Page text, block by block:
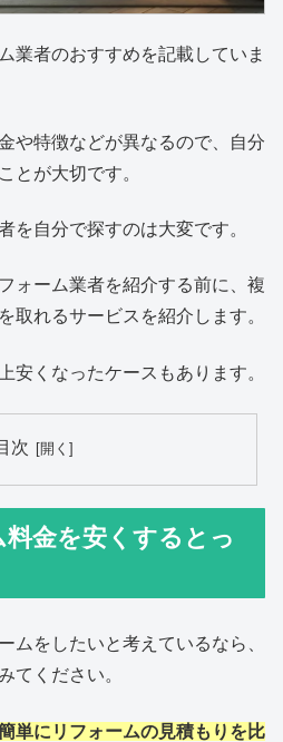
業者のおすすめを記載していま
や特徴などが異なるので、自分
とが大切です。
を自分で探すのは大変です。
ォーム業者を紹介する前に、複
取れるサービスを紹介します。
安くなったケースもあります。
次
金を安くするとっ
ムをしたいと考えているなら、
てください。
単にリフォームの見積もりを比